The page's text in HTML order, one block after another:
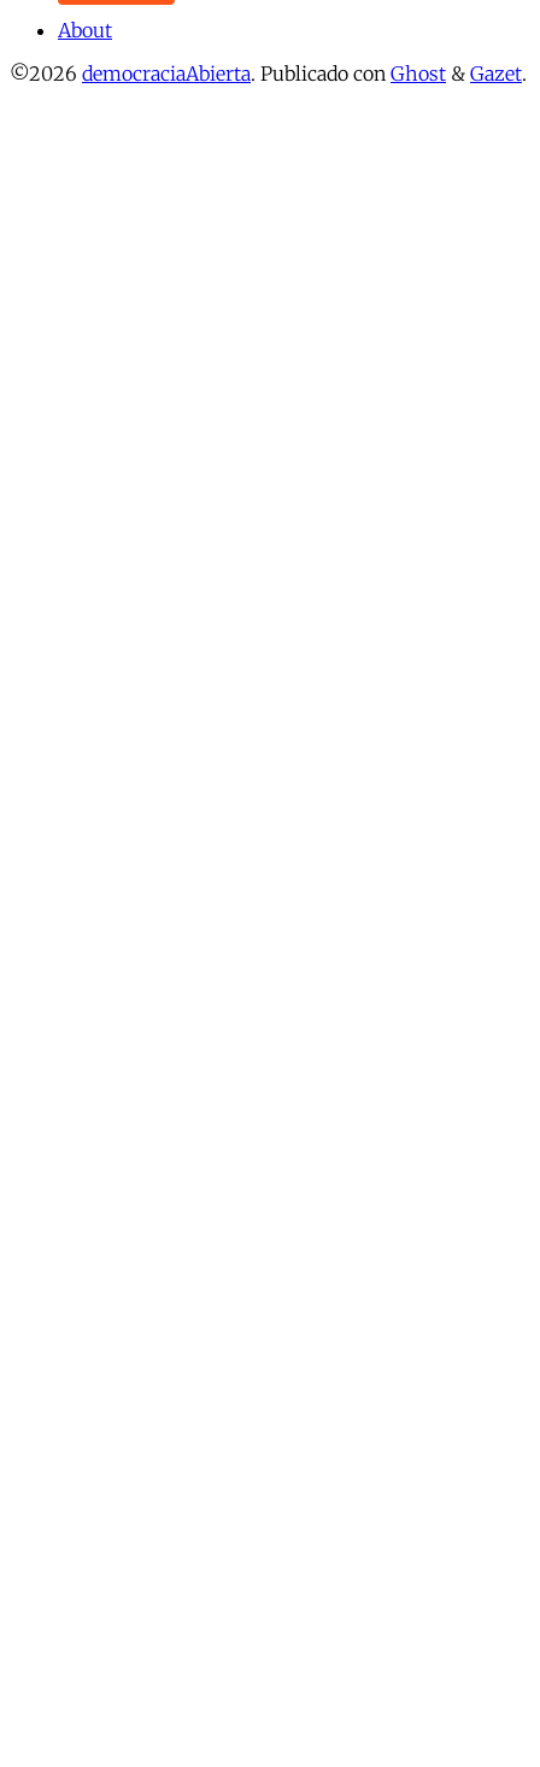
About
©2026 democraciaAbierta. Publicado con Ghost & Gazet.